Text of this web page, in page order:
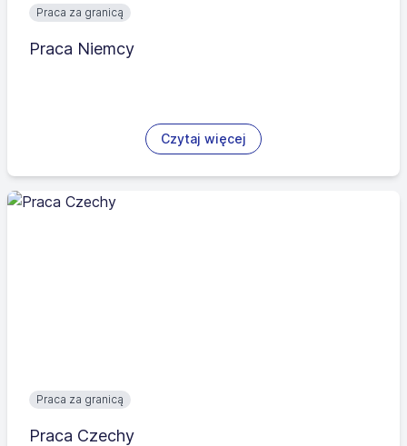
Praca za granicą
Praca Niemcy
Czytaj więcej
Praca za granicą
Praca Czechy